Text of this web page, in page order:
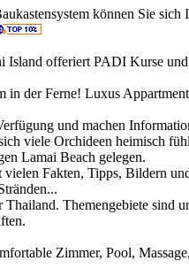
können Sie sich
offeriert PADI Kurse und
in der Ferne! Luxus
und machen
viele Orchideen heimisch
Lamai Beach gelegen.
Fakten, Tipps, Bildern
Themengebiete sind
Zimmer, Pool,